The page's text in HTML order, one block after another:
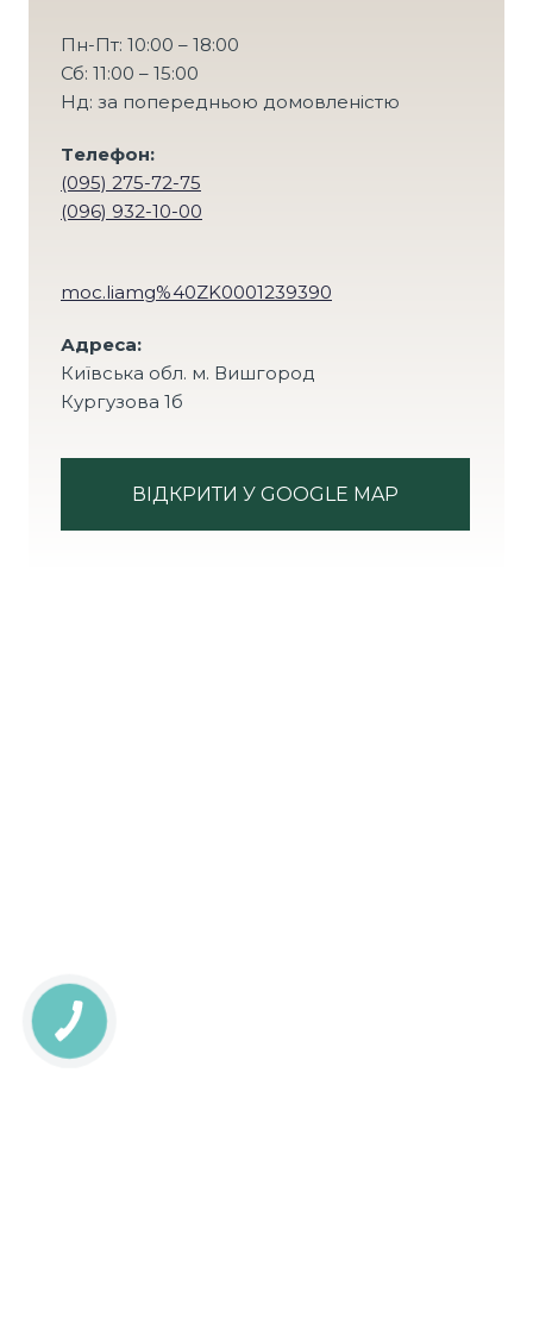
Пн-Пт: 10:00 – 18:00
Сб: 11:00 – 15:00
Нд: за попередньою домовленістю
Tелефон:
(095) 275-72-75
(096) 932-10-00
moc.liamg%40ZK0001239390
Адреса:
Київська обл. м. Вишгород
Кургузова 1б
ВІДКРИТИ У GOOGLE MAP